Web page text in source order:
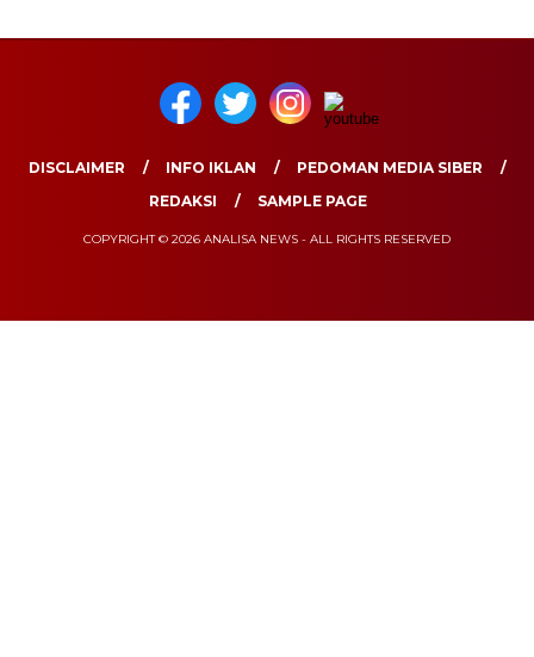
DISCLAIMER INFO IKLAN
PEDOMAN MEDIA SIBER
REDAKSI
SAMPLE PAGE
COPYRIGHT © 2026 ANALISA NEWS - ALL RIGHTS RESERVED